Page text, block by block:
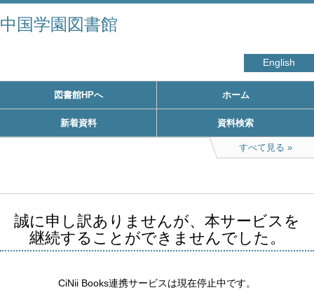
中国学園図書館
English
図書館HPへ ホーム
新着資料 資料検索
すべて見る
誠に申し訳ありませんが、本サービスを
継続することができませんでした。
CiNii Books連携サービスは現在停止中です。